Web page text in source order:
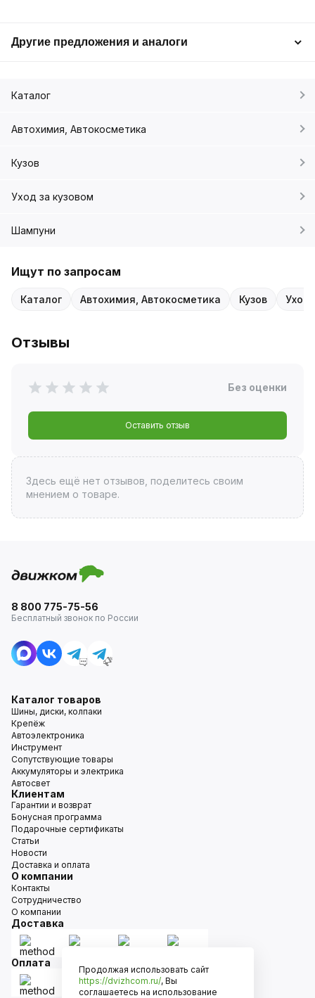
Другие предложения и аналоги
Каталог
Автохимия, Автокосметика
Кузов
Уход за кузовом
Шампуни
Ищут по запросам
Каталог Автохимия, Автокосметика Кузов Уход
Отзывы
Без оценки
Оставить отзыв
Здесь ещё нет отзывов, поделитесь своим
мнением о товаре.
8 800 775-75-56
Бесплатный звонок по России
Каталог товаров
Шины, диски, колпаки
Крепёж
Автоэлектроника
Инструмент
Сопутствующие товары
Аккумуляторы и электрика
Автосвет
Клиентам
Гарантии и возврат
Бонусная программа
Подарочные сертификаты
Статьи
Новости
Доставка и оплата
О компании
Контакты
Сотрудничество
О компании
Доставка
Оплата
Продолжая использовать сайт
https://dvizhcom.ru/, Вы
соглашаетесь на использование